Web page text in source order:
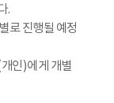
.
로 진행될 예정
인)에게 개별